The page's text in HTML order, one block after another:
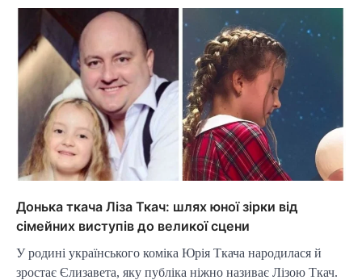
Донька ткача Ліза Ткач: шлях юної зірки від
сімейних виступів до великої сцени
У родині українського коміка Юрія Ткача народилася й
зростає Єлизавета, яку публіка ніжно називає Лізою Ткач.